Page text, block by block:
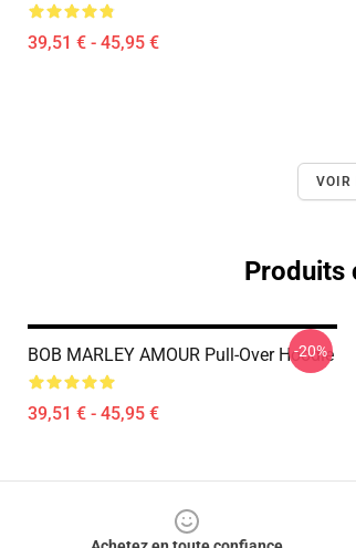
39,51 € - 45,95 €
VOIR
Produits
BOB MARLEY AMOUR Pull-Over Hoodie
39,51 € - 45,95 €
-20%